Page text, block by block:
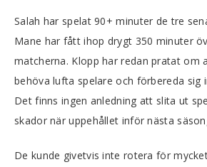
Salah har spelat 90+ minuter de tre
Mane har fått ihop drygt 350 minuter
matcherna. Klopp har redan pratat om
behöva lufta spelare och förbereda sig
Det finns ingen anledning att slita ut
skador när uppehållet inför nästa
De kunde givetvis inte rotera för